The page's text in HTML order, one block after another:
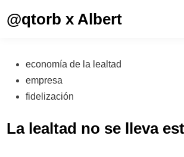
@qtorb x Albert
Publicado
en
economía de la lealtad
empresa
fidelización
La lealtad no se lleva